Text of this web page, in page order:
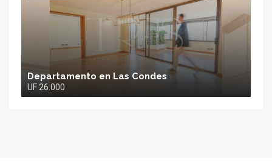
Departamento en Las Condes
UF 26.000